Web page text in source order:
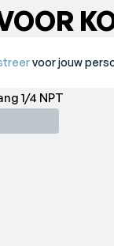
voor jouw
1/4 NPT